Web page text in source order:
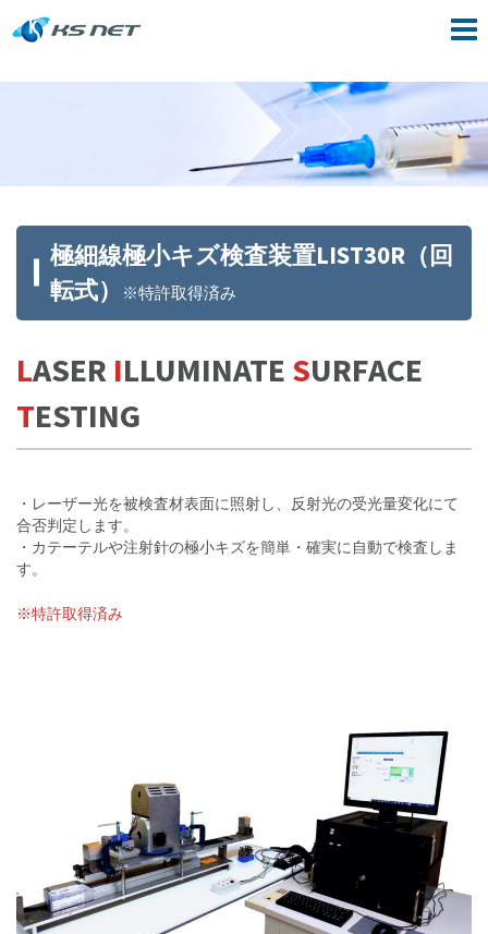
極細線極小キズ検査装置LIST30R（回
転式）
※特許取得済み
LASER ILLUMINATE SURFACE
TESTING
・レーザー光を被検査材表面に照射し、反射光の受光量変化にて
合否判定します。
・カテーテルや注射針の極小キズを簡単・確実に自動で検査しま
す。
※特許取得済み